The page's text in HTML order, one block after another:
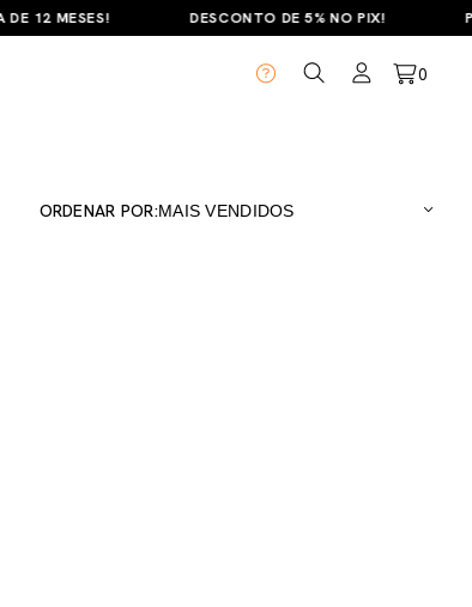
12 MESES! DESCONTO DE 5% NO PIX!
0
ORDENAR POR: